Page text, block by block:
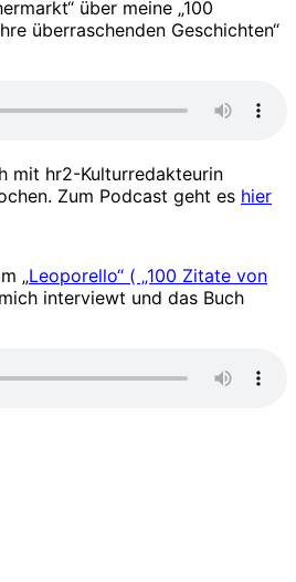
über meine „100
überraschenden Geschichten“
mit hr2-Kulturredakteurin
Zum Podcast geht es hier
„Leoporello“ ( „100 Zitate von
interviewt und das Buch